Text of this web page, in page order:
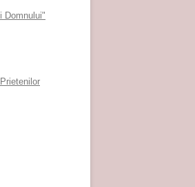
Domnului"